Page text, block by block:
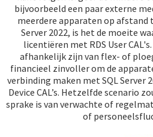
bijvoorbeeld een paar externe
meerdere apparaten op afstand
Server 2022, is het de moeite
licentiëren met RDS User
afhankelijk zijn van flex- of
financieel zinvoller om de
verbinding maken met SQL Server
Device CAL’s. Hetzelfde scenario
sprake is van verwachte of
of